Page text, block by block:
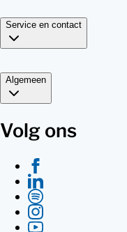
Service en contact
Algemeen
Volg ons